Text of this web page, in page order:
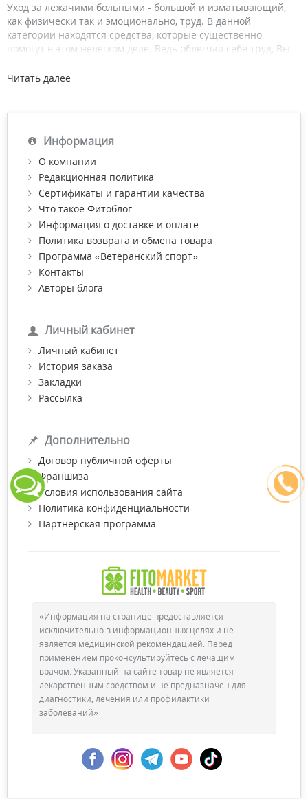
Уход за лежачими больными - большой и изматывающий,
как физически так и эмоционально, труд. В данной
категории находятся средства, которые существенно
помогут в этом нелегком деле. Ведь облегчая себе труд, Вы
эффективно использовать время.
кожу от появления воспалительных процессов и
которые образовываются от воздействия раздражающих
веществ, содержащихся в моче и кале.
Купить средства по уходу за лежачими больными по самой
низкой цене с доставкой по Киеву и Украине и получить
бесплатную консультацию провизора Вы можете в нашем
интернет-магазине"Фитомаркет".
Читать далее
Информация
О компании
Редакционная политика
Сертификаты и гарантии качества
Что такое Фитоблог
Информация о доставке и оплате
Политика возврата и обмена товара
Программа «Ветеранский спорт»
Контакты
Авторы блога
Личный кабинет
Личный кабинет
История заказа
Закладки
Рассылка
Дополнительно
Договор публичной оферты
Франшиза
Условия использования сайта
Политика конфиденциальности
Партнёрская программа
«Информация на странице предоставляется
исключительно в информационных целях и не
является медицинской рекомендацией. Перед
применением проконсультируйтесь с лечащим
врачом. Указанный на сайте товар не является
лекарственным средством и не предназначен для
диагностики, лечения или профилактики
заболеваний»